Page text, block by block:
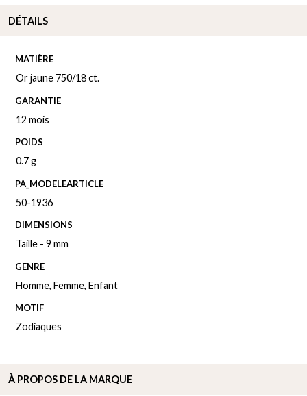
MATIÈRE
Or jaune 750/18 ct.
GARANTIE
12 mois
POIDS
0.7 g
PA_MODELEARTICLE
50-1936
DIMENSIONS
Taille - 9 mm
GENRE
Homme,Femme,Enfant
MOTIF
Zodiaques
DÉTAILS
À PROPOS DE LA MARQUE